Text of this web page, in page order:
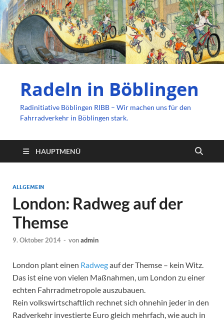
Radeln in Böblingen
Radinitiative Böblingen RIBB – Wir machen uns für den
Fahrradverkehr in Böblingen stark.
HAUPTMENÜ
ALLGEMEIN
London: Radweg auf der
Themse
9. Oktober 2014 - vonadmin
London plant einen Radwegauf der Themse – kein Witz.
Das ist eine von vielen Maßnahmen, um London zu einer
echten Fahrradmetropole auszubauen.
Rein volkswirtschaftlich rechnet sich ohnehin jeder in den
Radverkehr investierte Euro gleich mehrfach, wie auch in